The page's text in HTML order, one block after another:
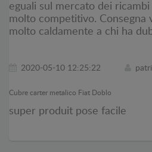
eguali sul mercato dei
molto competitivo. Consegna
molto caldamente a chi ha
2020-05-10 12:25:22
Cubre carter metalico Fiat Doblo
super produit pose facile